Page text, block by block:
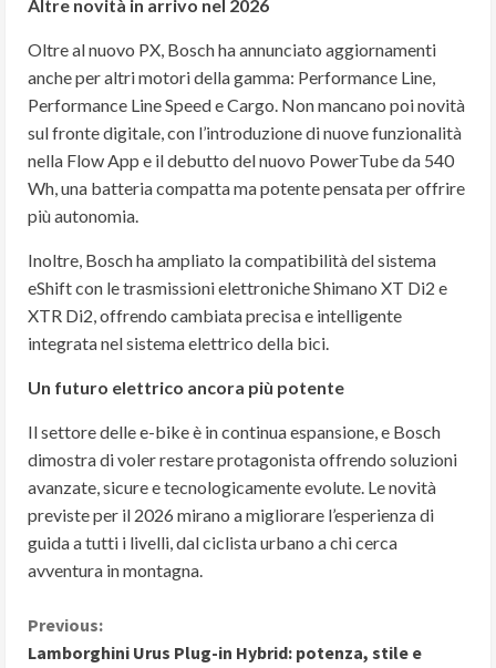
Altre novità in arrivo nel 2026
Oltre al nuovo PX, Bosch ha annunciato aggiornamenti
anche per altri motori della gamma: Performance Line,
Performance Line Speed e Cargo. Non mancano poi novità
sul fronte digitale, con l’introduzione di nuove funzionalità
nella Flow App e il debutto del nuovo PowerTube da 540
Wh, una batteria compatta ma potente pensata per offrire
più autonomia.
Inoltre, Bosch ha ampliato la compatibilità del sistema
eShift con le trasmissioni elettroniche Shimano XT Di2 e
XTR Di2, offrendo cambiata precisa e intelligente
integrata nel sistema elettrico della bici.
Un futuro elettrico ancora più potente
Il settore delle e-bike è in continua espansione, e Bosch
dimostra di voler restare protagonista offrendo soluzioni
avanzate, sicure e tecnologicamente evolute. Le novità
previste per il 2026 mirano a migliorare l’esperienza di
guida a tutti i livelli, dal ciclista urbano a chi cerca
avventura in montagna.
C
Previous:
Lamborghini Urus Plug-in Hybrid: potenza, stile e